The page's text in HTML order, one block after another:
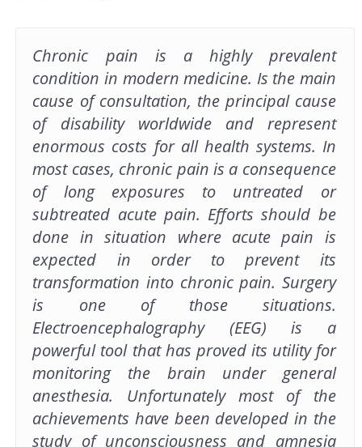
Chronic pain is a highly prevalent
condition in modern medicine. Is the main
cause of consultation, the principal cause
of disability worldwide and represent
enormous costs for all health systems. In
most cases, chronic pain is a consequence
of long exposures to untreated or
subtreated acute pain. Efforts should be
done in situation where acute pain is
expected in order to prevent its
transformation into chronic pain. Surgery
is one of those situations.
Electroencephalography (EEG) is a
powerful tool that has proved its utility for
monitoring the brain under general
anesthesia. Unfortunately most of the
achievements have been developed in the
study of unconsciousness and amnesia